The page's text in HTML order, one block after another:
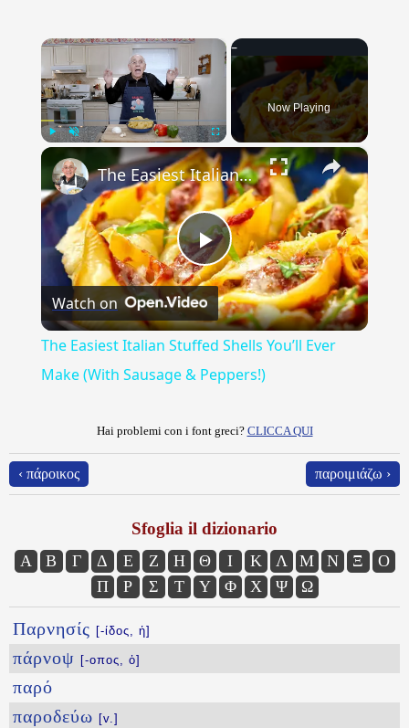
×
Fullscreen
Now Playing
×
Play
Video
The Easiest Italian Stuffed Shells You’ll Ever Make (With Sausage & Peppers!)
Watch on
The Easiest Italian Stuffed Shells You’ll Ever
Make (With Sausage & Peppers!)
Hai problemi con i font greci? CLICCA QUI
‹ πάροικος παροιμιάζω ›
Sfoglia il dizionario
Α Β Γ Δ Ε Ζ Η Θ Ι Κ Λ Μ Ν Ξ
Ο
Π
Ρ Σ Τ Υ Φ Χ Ψ Ω
Παρνησίς [-ίδος, ἡ]
πάρνοψ [-οπος, ὁ]
παρό
παροδεύω [v.]